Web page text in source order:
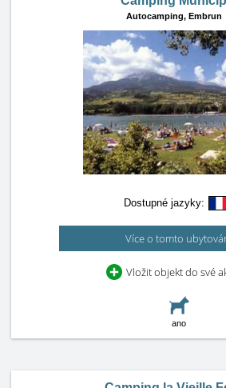
Autocamping, Embrun
Dostupné jazyky:
Více o tomto
Vložit objekt do své
ano